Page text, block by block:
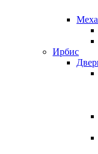
Ирбис